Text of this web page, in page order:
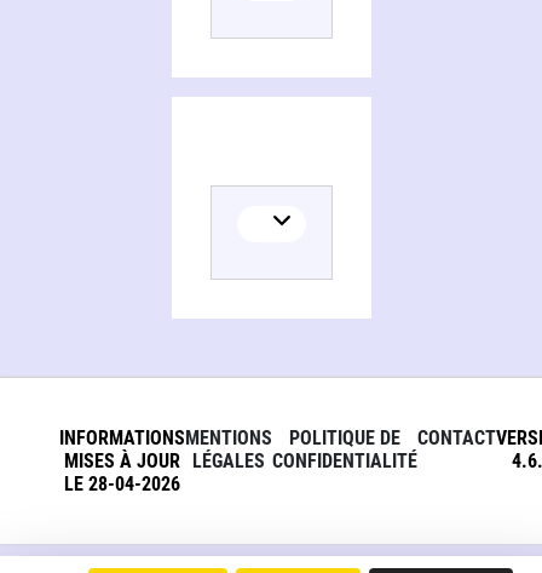
INFORMATIONS
MISES À JOUR
LE 28-04-2026
MENTIONS
LÉGALES
POLITIQUE DE
CONFIDENTIALITÉ
CONTACT